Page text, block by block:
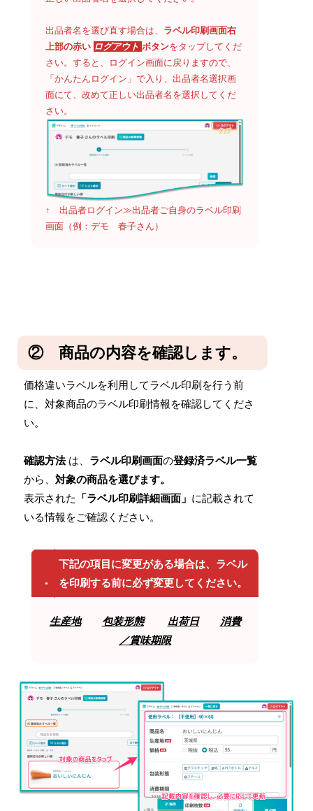
出品者名を選び直す場合は、 ラベル印刷画面右
上部の赤い ログアウト ボタンをタップしてくだ
さい。すると、ログイン画面に戻りますので、
「かんたんログイン」で入り、出品者名選択画
面にて、改めて正しい出品者名を選択してくだ
さい。
↑ 出品者ログイン≫出品者ご自身のラベル印刷
画面（例：デモ 春子さん）
② 商品の内容を確認します。
価格違いラベルを利用してラベル印刷を行う前
に、対象商品のラベル印刷情報を確認してくださ
い。
確認方法は、 ラベル印刷画面の登録済ラベル一覧
から、 対象の商品を選びます。
表示された 「ラベル印刷詳細画面」 に記載されて
いる情報をご確認ください。
下記の項目に変更がある場合は、ラベル
を印刷する前に必ず変更してください。
生産地 包装形態 出荷日
消費
／賞味期限